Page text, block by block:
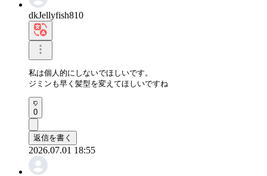
dkJellyfish810
私は個人的にしないでほしいです。
ジミンも早く髪型を変えてほしいですね
0
返信を書く
2026.07.01 18:55